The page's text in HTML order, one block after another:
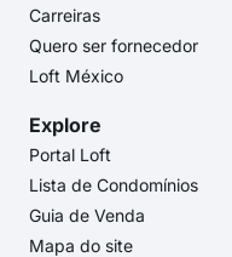
Carreiras
Quero ser fornecedor
Loft México
Explore
Portal Loft
Lista de Condomínios
Guia de Venda
Mapa do site